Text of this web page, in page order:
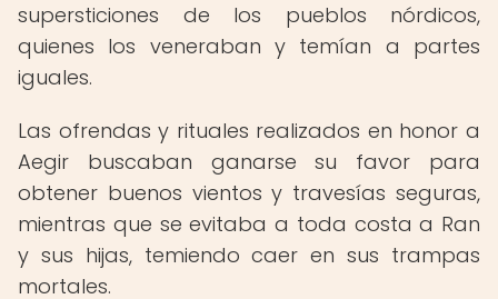
supersticiones de los pueblos nórdicos,
quienes los veneraban y temían a partes
iguales.
Las ofrendas y rituales realizados en honor a
Aegir buscaban ganarse su favor para
obtener buenos vientos y travesías seguras,
mientras que se evitaba a toda costa a Ran
y sus hijas, temiendo caer en sus trampas
mortales.